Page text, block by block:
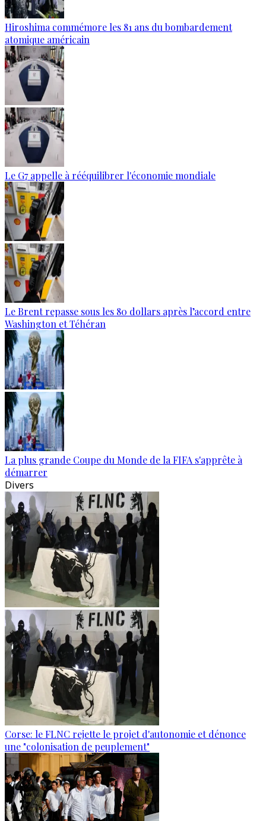
Hiroshima commémore les 81 ans du bombardement
atomique américain
Le G7 appelle à rééquilibrer l'économie mondiale
Le Brent repasse sous les 80 dollars après l’accord entre
Washington et Téhéran
La plus grande Coupe du Monde de la FIFA s'apprête à
démarrer
Divers
Corse: le FLNC rejette le projet d'autonomie et dénonce
une "colonisation de peuplement"